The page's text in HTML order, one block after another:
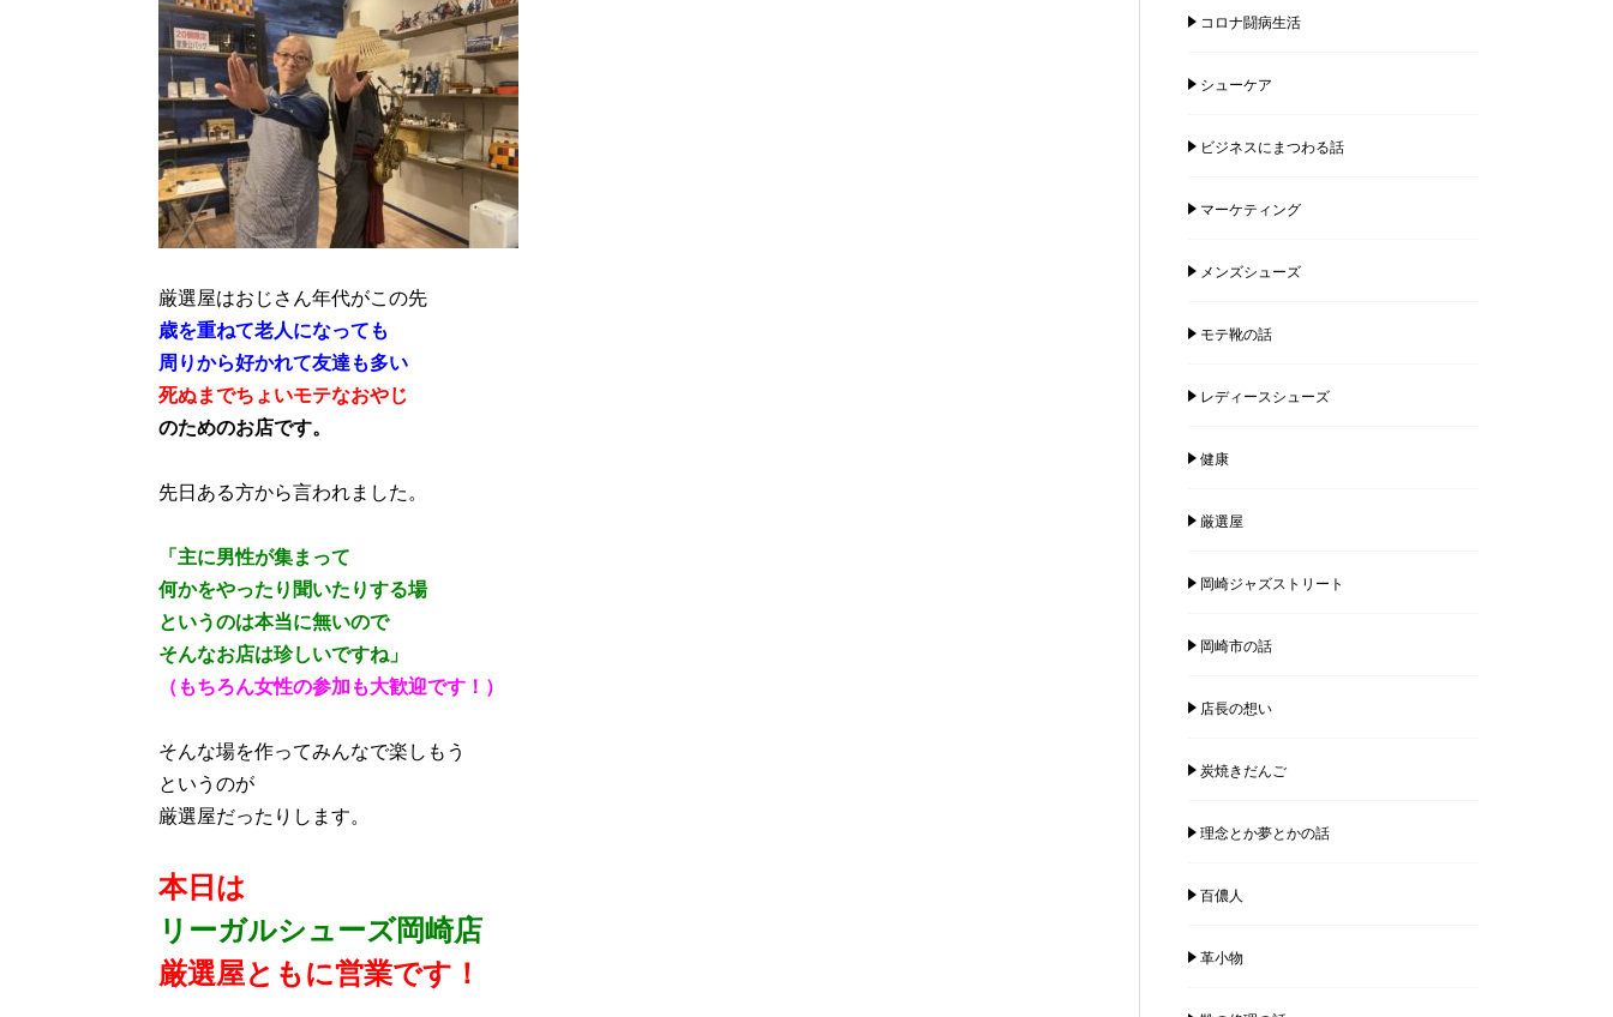
厳選屋はおじさん年代がこの先
歳を重ねて老人になっても
周りから好かれて友達も多い
死ぬまでちょいモテなおやじ
のためのお店です。
先日ある方から言われました。
「主に男性が集まって
何かをやったり聞いたりする場
というのは本当に無いので
そんなお店は珍しいですね」
（もちろん女性の参加も大歓迎です！）
そんな場を作ってみんなで楽しもう
というのが
厳選屋だったりします。
本日は
リーガルシューズ岡崎店
厳選屋ともに営業です！
コロナ闘病生活
シューケア
ビジネスにまつわる話
マーケティング
メンズシューズ
モテ靴の話
レディースシューズ
健康
厳選屋
岡崎ジャズストリート
岡崎市の話
店長の想い
炭焼きだんご
理念とか夢とかの話
百儂人
革小物